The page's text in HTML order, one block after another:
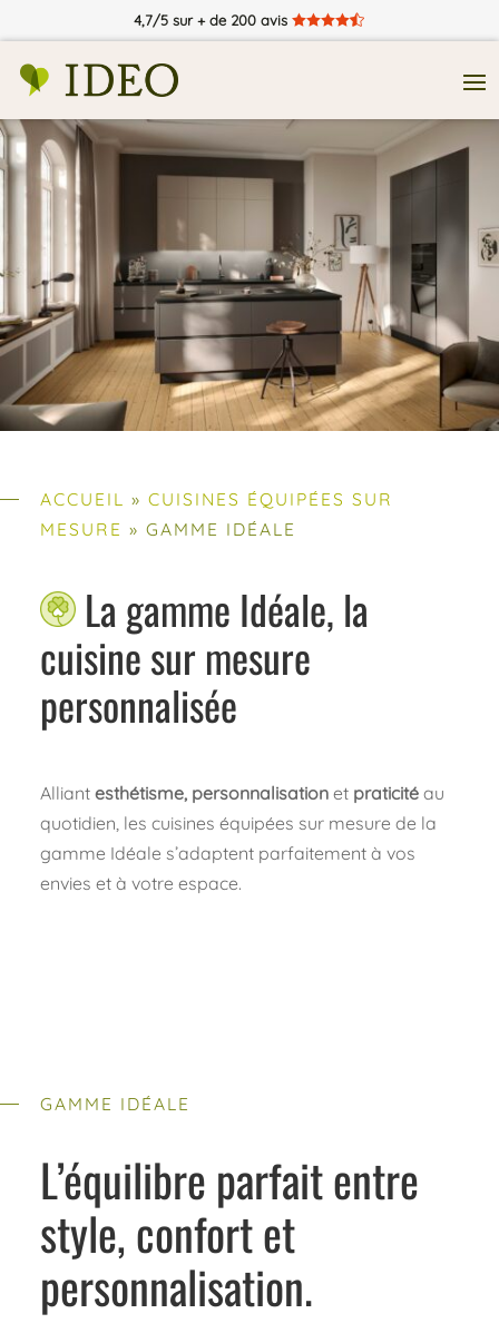
4,7/5 sur + de 200 avis
ACCUEIL » CUISINES ÉQUIPÉES SUR
MESURE » GAMME IDÉALE
La gamme Idéale, la
cuisine sur mesure
personnalisée
Alliant esthétisme, personnalisationet praticitéau
quotidien, les cuisines équipées sur mesure de la
gamme Idéale s’adaptent parfaitement à vos
envies et à votre espace.
GAMME IDÉALE
L’équilibre parfait entre
style, confort et
personnalisation.